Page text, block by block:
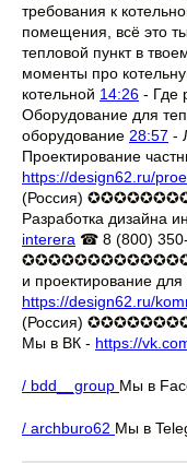
требования к
помещения, всё это
тепловой пункт в
моменты про
котельной 14:26 - Где
Оборудование для
оборудование 28:57 -
Проектирование
https://design62.ru/
(Россия)
Разработка дизайна
interera ☎ 8 (800)
и проектирование
https://design62.ru/
(Россия)
Мы в ВК - https://
/ bdd__group Мы в
/ archburo62 Мы в